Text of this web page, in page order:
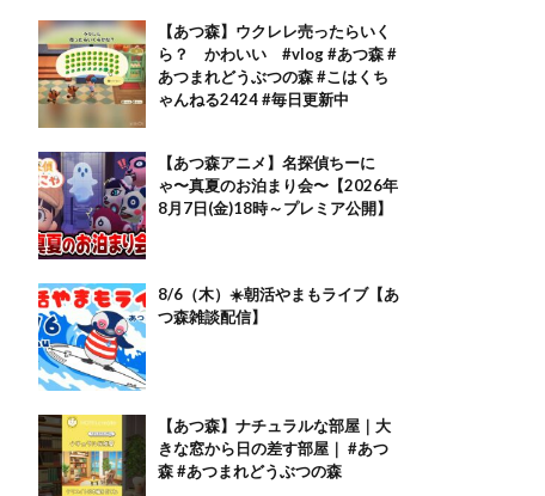
【あつ森】ウクレレ売ったらいく
ら？ かわいい #vlog #あつ森 #
あつまれどうぶつの森 #こはくち
ゃんねる2424 #毎日更新中
【あつ森アニメ】名探偵ちーに
ゃ〜真夏のお泊まり会〜【2026年
8月7日(金)18時～プレミア公開】
8/6（木）☀️朝活やまもライブ【あ
つ森雑談配信】
【あつ森】ナチュラルな部屋｜大
きな窓から日の差す部屋｜ #あつ
森 #あつまれどうぶつの森